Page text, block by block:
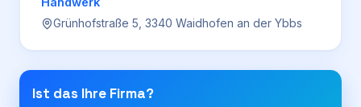
Für Firmen
Login
Grünhofstraße 5, 3340 Waidhofen an der Ybbs
Ist das Ihre Firma?